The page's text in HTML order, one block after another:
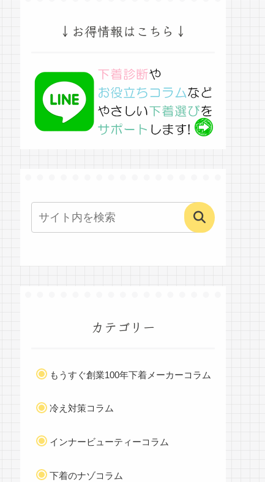
↓お得情報はこちら↓
カテゴリー
もうすぐ創業100年下着メーカーコラム
冷え対策コラム
インナービューティーコラム
下着のナゾコラム